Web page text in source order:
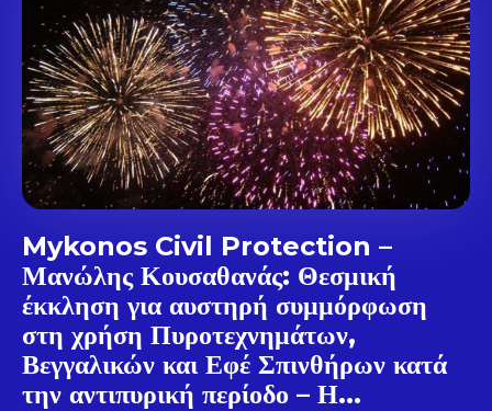
SUBSCRIBE
Mykonos Civil Protection –
Μανώλης Κουσαθανάς: Θεσμική
έκκληση για αυστηρή συμμόρφωση
στη χρήση Πυροτεχνημάτων,
Βεγγαλικών και Εφέ Σπινθήρων κατά
την αντιπυρική περίοδο – Η...